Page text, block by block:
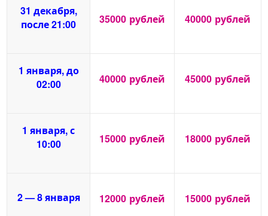
31 декабря,
после 21:00
35000 рублей 40000 рублей
1 января, до
02:00
40000 рублей 45000 рублей
1 января, с
10:00
15000 рублей 18000 рублей
2 — 8 января 12000 рублей 15000 рублей